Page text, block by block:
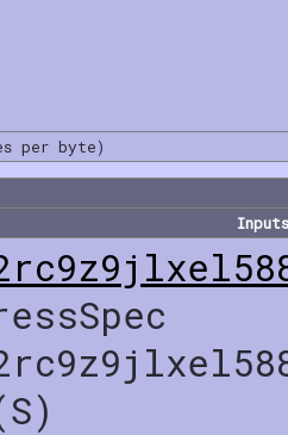
per byte)
Inputs